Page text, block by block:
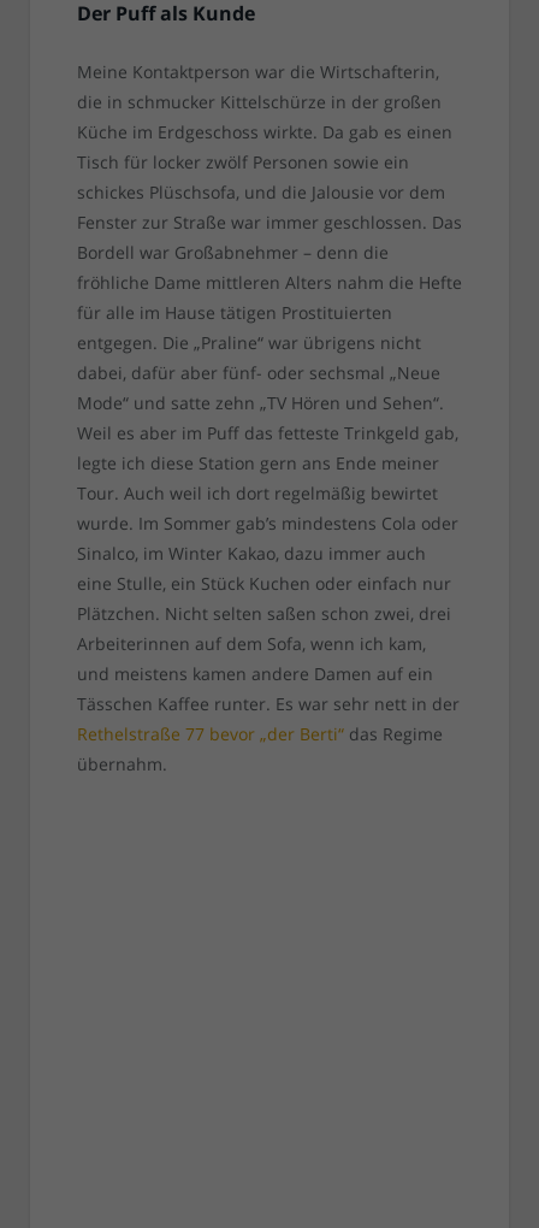
Der Puff als Kunde
Meine Kontaktperson war die Wirtschafterin,
die in schmucker Kittelschürze in der großen
Küche im Erdgeschoss wirkte. Da gab es einen
Tisch für locker zwölf Personen sowie ein
schickes Plüschsofa, und die Jalousie vor dem
Fenster zur Straße war immer geschlossen. Das
Bordell war Großabnehmer – denn die
fröhliche Dame mittleren Alters nahm die Hefte
für alle im Hause tätigen Prostituierten
entgegen. Die „Praline“ war übrigens nicht
dabei, dafür aber fünf- oder sechsmal „Neue
Mode“ und satte zehn „TV Hören und Sehen“.
Weil es aber im Puff das fetteste Trinkgeld gab,
legte ich diese Station gern ans Ende meiner
Tour. Auch weil ich dort regelmäßig bewirtet
wurde. Im Sommer gab’s mindestens Cola oder
Sinalco, im Winter Kakao, dazu immer auch
eine Stulle, ein Stück Kuchen oder einfach nur
Plätzchen. Nicht selten saßen schon zwei, drei
Arbeiterinnen auf dem Sofa, wenn ich kam,
und meistens kamen andere Damen auf ein
Tässchen Kaffee runter. Es war sehr nett in der
Rethelstraße 77 bevor „der Berti“das Regime
übernahm.